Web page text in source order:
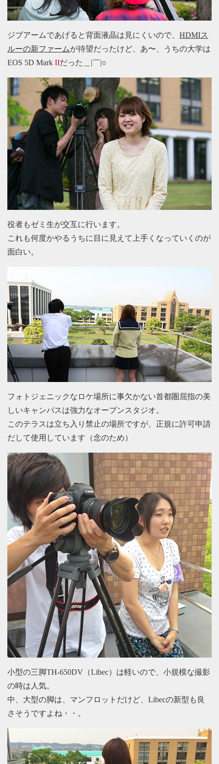
ジブアームであげると背面液晶は見にくいので、 HDMIス
ルーの新ファームが待望だったけど、あ〜、うちの大学は
EOS 5D Mark IIだった＿|￣|○
役者もゼミ生が交互に行います。
これも何度かやるうちに目に見えて上手くなっていくのが
面白い。
フォトジェニックなロケ場所に事欠かない首都圏屈指の美
しいキャンパスは強力なオープンスタジオ。
このテラスは立ち入り禁止の場所ですが、正規に許可申請
だして使用しています（念のため）
小型の三脚TH-650DV（Libec）は軽いので、小規模な撮影
の時は人気。
中、大型の脚は、マンフロットだけど、Libecの新型も良
さそうですよね・・。